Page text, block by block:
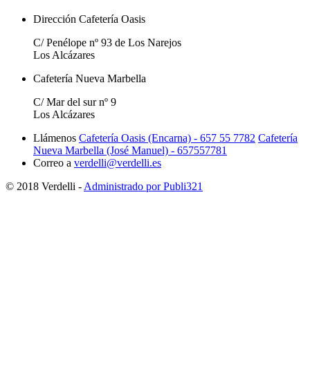
Dirección Cafetería Oasis
C/ Penélope nº 93 de Los Narejos
Los Alcázares
Cafetería Nueva Marbella
C/ Mar del sur nº 9
Los Alcázares
Llámenos Cafetería Oasis (Encarna) - 657 55 7782 Cafetería
Nueva Marbella (José Manuel) - 657557781
Correo a verdelli@verdelli.es
© 2018 Verdelli - Administrado por Publi321